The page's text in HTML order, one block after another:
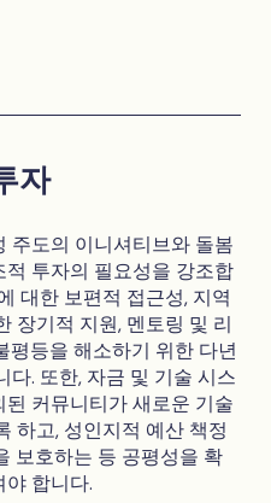
자
주도의 이니셔티브와 돌봄
투자의 필요성을 강조합
대한 보편적 접근성, 지역
장기적 지원, 멘토링 및 리
평등을 해소하기 위한 다년
다. 또한, 자금 및 기술 시스
커뮤니티가 새로운 기술
하고, 성인지적 예산 책정
보호하는 등 공평성을 확
합니다.